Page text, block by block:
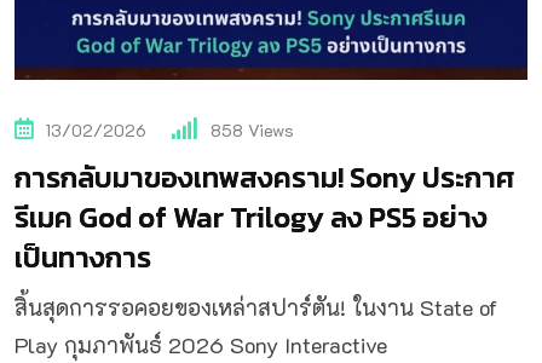
13/02/2026 858 Views
การกลับมาของเทพสงคราม! Sony ประกาศ
รีเมค God of War Trilogy ลง PS5 อย่าง
เป็นทางการ
สิ้นสุดการรอคอยของเหล่าสปาร์ตัน! ในงาน State of
Play กุมภาพันธ์ 2026 Sony Interactive